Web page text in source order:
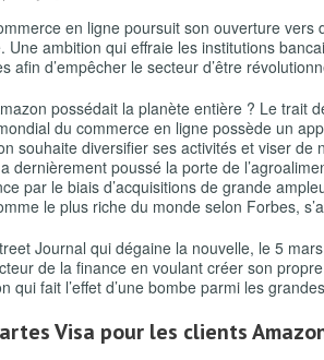
en ligne poursuit son ouverture vers
Une ambition qui effraie les institutions
afin d’empêcher le secteur d’être
possédait la planète entière ? Le trait
du commerce en ligne possède un
souhaite diversifier ses activités et viser
dernièrement poussé la porte de
par le biais d’acquisitions de grande
le plus riche du monde selon Forbes,
Journal qui dégaine la nouvelle, le 5
de la finance en voulant créer son
qui fait l’effet d’une bombe parmi les
Visa pour les clients